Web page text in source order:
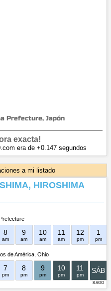
Prefecture, Japón
exacta!
era de +0.147 segundos
a mi listado
HIROSHIMA
8
am
9
am
10
am
11
am
12
pm
1
pm
de América Ohio
7
pm
8
pm
9
pm
10
pm
11
pm
8 AGO
SÁB